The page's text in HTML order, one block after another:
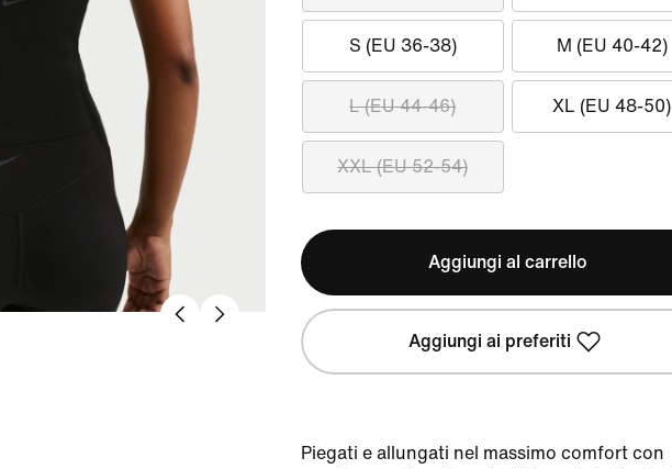
S (EU 36-38) M (EU 40-42)
L (EU 44-46) XL (EU 48-50)
XXL (EU 52-54)
Aggiungi al carrello
Aggiungi ai preferiti
Piegati e allungati nel massimo comfort con